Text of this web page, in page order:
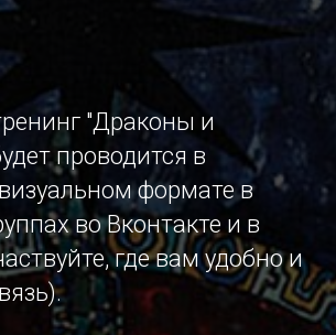
"Драконы и
проводится в
формате в
во Вконтакте и в
где вам удобно и